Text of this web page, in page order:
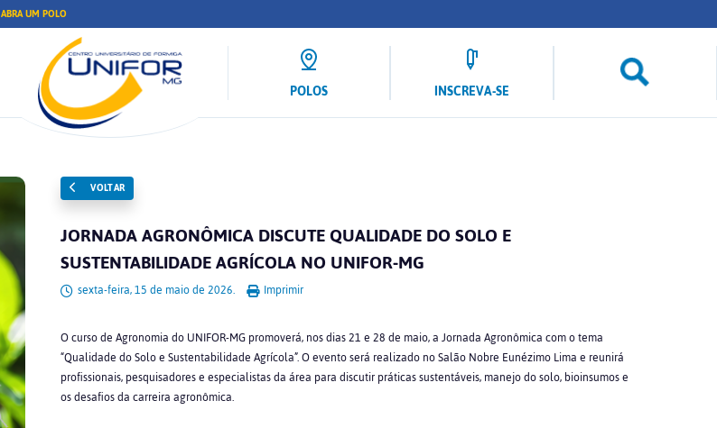
ABRA UM POLO
POLOS INSCREVA-SE
VOLTAR
JORNADA AGRONÔMICA DISCUTE QUALIDADE DO SOLO E
SUSTENTABILIDADE AGRÍCOLA NO UNIFOR-MG
sexta-feira, 15 de maio de 2026. Imprimir
O curso de Agronomia do UNIFOR-MG promoverá, nos dias 21 e 28 de maio, a Jornada Agronômica com o tema
“Qualidade do Solo e Sustentabilidade Agrícola”. O evento será realizado no Salão Nobre Eunézimo Lima e reunirá
profissionais, pesquisadores e especialistas da área para discutir práticas sustentáveis, manejo do solo, bioinsumos e
os desafios da carreira agronômica.